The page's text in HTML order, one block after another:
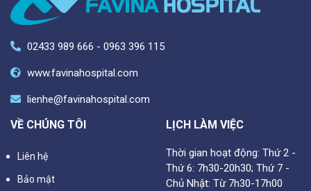
02433 989 666 - 0963 396 115
www.favinahospital.com
lienhe@favinahospital.com
VỀ CHÚNG TÔI
Liên hệ
Bảo mật
LỊCH LÀM VIỆC
Thời gian hoạt động: Thứ 2 -
Thứ 6: 7h30-20h30; Thứ 7 -
Chủ Nhật: Từ 7h30-17h00